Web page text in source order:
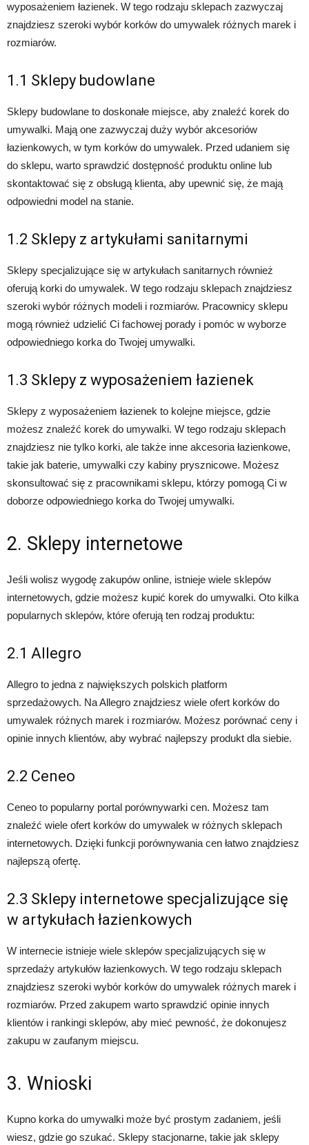
wyposażeniem łazienek. W tego rodzaju sklepach zazwyczaj
znajdziesz szeroki wybór korków do umywalek różnych marek i
rozmiarów.
1.1 Sklepy budowlane
Sklepy budowlane to doskonałe miejsce, aby znaleźć korek do
umywalki. Mają one zazwyczaj duży wybór akcesoriów
łazienkowych, w tym korków do umywalek. Przed udaniem się
do sklepu, warto sprawdzić dostępność produktu online lub
skontaktować się z obsługą klienta, aby upewnić się, że mają
odpowiedni model na stanie.
1.2 Sklepy z artykułami sanitarnymi
Sklepy specjalizujące się w artykułach sanitarnych również
oferują korki do umywalek. W tego rodzaju sklepach znajdziesz
szeroki wybór różnych modeli i rozmiarów. Pracownicy sklepu
mogą również udzielić Ci fachowej porady i pomóc w wyborze
odpowiedniego korka do Twojej umywalki.
1.3 Sklepy z wyposażeniem łazienek
Sklepy z wyposażeniem łazienek to kolejne miejsce, gdzie
możesz znaleźć korek do umywalki. W tego rodzaju sklepach
znajdziesz nie tylko korki, ale także inne akcesoria łazienkowe,
takie jak baterie, umywalki czy kabiny prysznicowe. Możesz
skonsultować się z pracownikami sklepu, którzy pomogą Ci w
doborze odpowiedniego korka do Twojej umywalki.
2. Sklepy internetowe
Jeśli wolisz wygodę zakupów online, istnieje wiele sklepów
internetowych, gdzie możesz kupić korek do umywalki. Oto kilka
popularnych sklepów, które oferują ten rodzaj produktu:
2.1 Allegro
Allegro to jedna z największych polskich platform
sprzedażowych. Na Allegro znajdziesz wiele ofert korków do
umywalek różnych marek i rozmiarów. Możesz porównać ceny i
opinie innych klientów, aby wybrać najlepszy produkt dla siebie.
2.2 Ceneo
Ceneo to popularny portal porównywarki cen. Możesz tam
znaleźć wiele ofert korków do umywalek w różnych sklepach
internetowych. Dzięki funkcji porównywania cen łatwo znajdziesz
najlepszą ofertę.
2.3 Sklepy internetowe specjalizujące się
w artykułach łazienkowych
W internecie istnieje wiele sklepów specjalizujących się w
sprzedaży artykułów łazienkowych. W tego rodzaju sklepach
znajdziesz szeroki wybór korków do umywalek różnych marek i
rozmiarów. Przed zakupem warto sprawdzić opinie innych
klientów i rankingi sklepów, aby mieć pewność, że dokonujesz
zakupu w zaufanym miejscu.
3. Wnioski
Kupno korka do umywalki może być prostym zadaniem, jeśli
wiesz, gdzie go szukać. Sklepy stacjonarne, takie jak sklepy